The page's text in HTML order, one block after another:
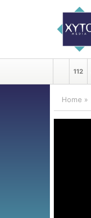
112
Home